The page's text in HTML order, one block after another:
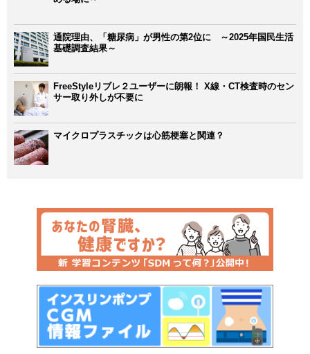
通院理由、「糖尿病」が男性の第2位に ～2025年国民生活
基礎調査結果～
FreeStyleリブレ２ユーザーに朗報！ X線・CT検査時のセン
サー取り外しが不要に
マイクロプラスチックは心筋梗塞と関連？